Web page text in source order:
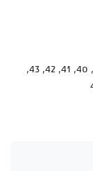
36, 37, 38, 39, 40, 41, 42, 43,